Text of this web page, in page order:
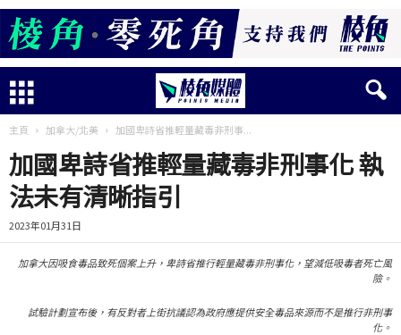
主頁 加拿大/北美 加國卑詩省推輕量藏毒非刑事...
加國卑詩省推輕量藏毒非刑事化 執
法未有清晰指引
2023年01月31日
加拿大因吸食毒品致死個案上升，卑詩省推行輕量藏毒非刑事化，望減低吸毒者死亡風
險。
試驗計劃宣布後，有反對者上街抗議認為政府應提供安全毒品來源而不是推行非刑事
化。